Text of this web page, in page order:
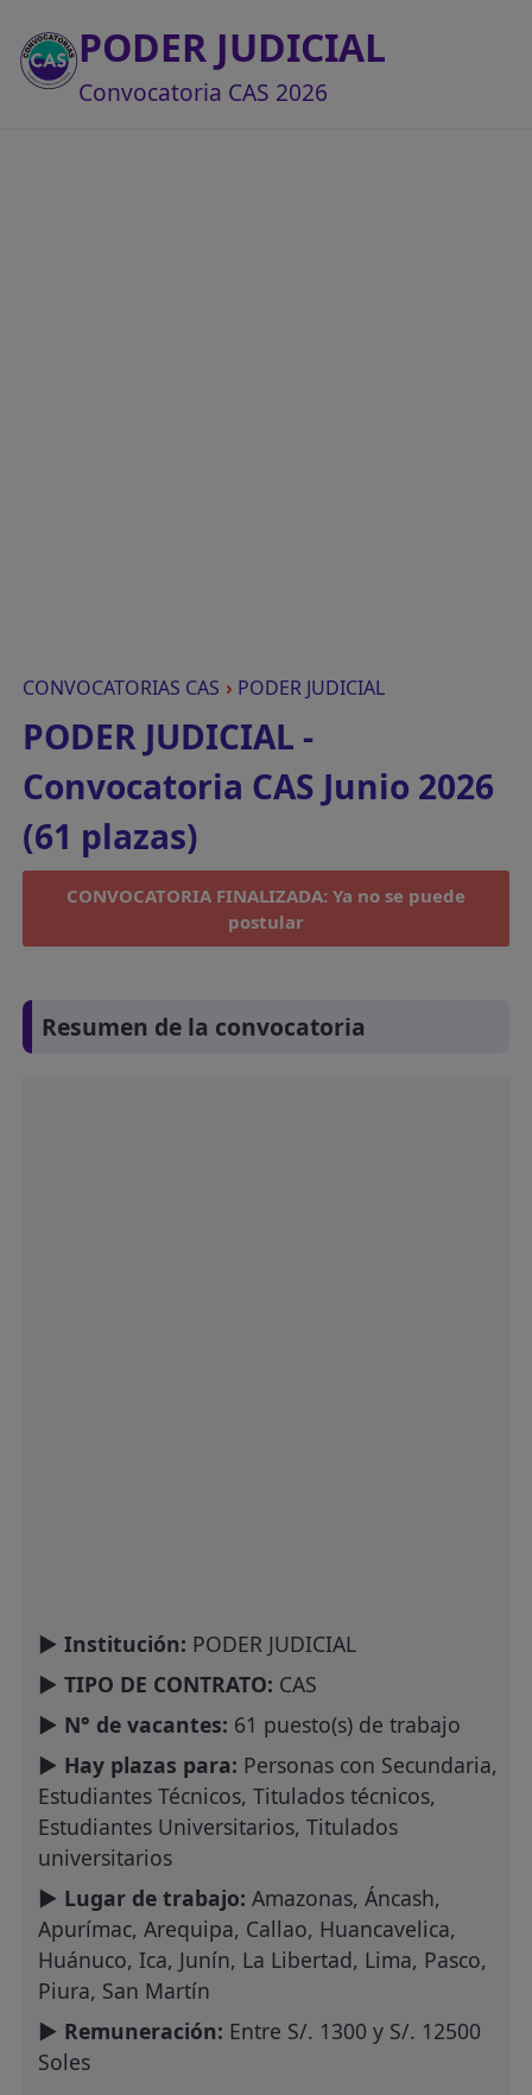
PODER JUDICIAL
Convocatoria CAS 2026
CONVOCATORIAS CAS › PODER JUDICIAL
PODER JUDICIAL -
Convocatoria CAS Junio 2026
(61 plazas)
CONVOCATORIA FINALIZADA: Ya no se puede
postular
Resumen de la convocatoria
► Institución: PODER JUDICIAL
► TIPO DE CONTRATO: CAS
► N° de vacantes: 61 puesto(s) de trabajo
► Hay plazas para: Personas con Secundaria,
Estudiantes Técnicos, Titulados técnicos,
Estudiantes Universitarios, Titulados
universitarios
► Lugar de trabajo: Amazonas, Áncash,
Apurímac, Arequipa, Callao, Huancavelica,
Huánuco, Ica, Junín, La Libertad, Lima, Pasco,
Piura, San Martín
► Remuneración: Entre S/. 1300 y S/. 12500
Soles